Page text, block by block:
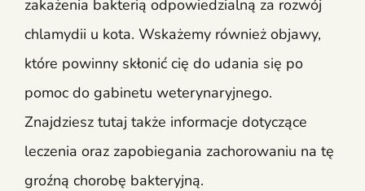
zakażenia bakterią odpowiedzialną za rozwój
chlamydii u kota. Wskażemy również objawy,
które powinny skłonić cię do udania się po
pomoc do gabinetu weterynaryjnego.
Znajdziesz tutaj także informacje dotyczące
leczenia oraz zapobiegania zachorowaniu na tę
groźną chorobę bakteryjną.